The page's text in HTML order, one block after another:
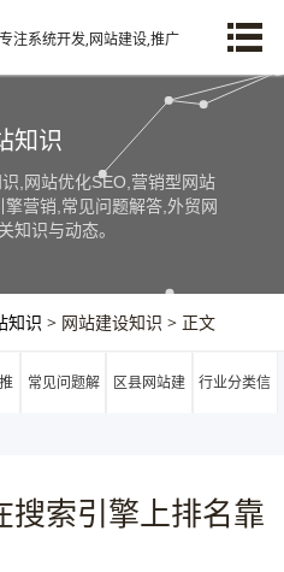
注系统开发,网站建设,推广
知识
,网站优化SEO,营销型网站
营销,常见问题解答,外贸网
知识与动态。
知识 > 网站建设知识 > 正文
常见问题解 区县网站建 行业分类信
搜索引擎上排名靠